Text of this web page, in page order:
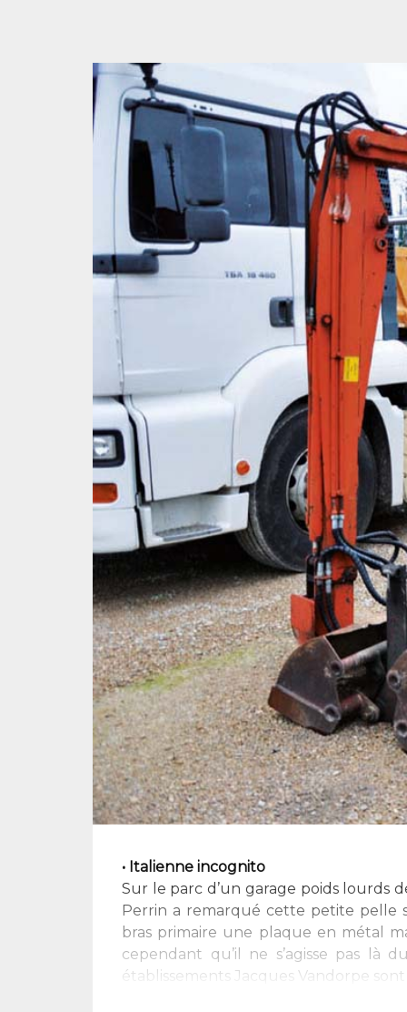
• Italienne incognito
Sur le parc d’un garage poids lourds
Perrin a remarqué cette petite pelle
bras primaire une plaque en métal
cependant qu’il ne s’agisse pas là
établissements Jacques Vandorpe sont